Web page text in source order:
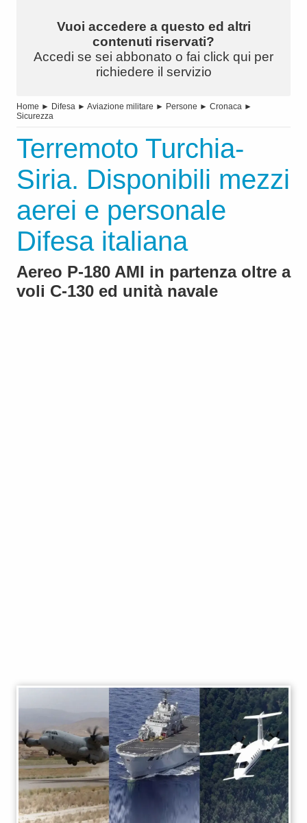
Vuoi accedere a questo ed altri
contenuti riservati?
Accedi se sei abbonato o fai click qui per
richiedere il servizio
Home ► Difesa ► Aviazione militare ► Persone ► Cronaca ►
Sicurezza
Terremoto Turchia-
Siria. Disponibili mezzi
aerei e personale
Difesa italiana
Aereo P-180 AMI in partenza oltre a
voli C-130 ed unità navale